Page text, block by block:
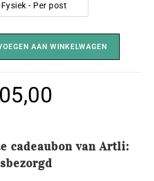
Fysiek - Per post
Fysiek - Per post
AAN WINKELWAGEN
cadeaubon van Artli: